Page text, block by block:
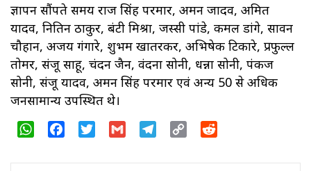
ज्ञापन सौंपते समय राज सिंह परमार, अमन जादव, अमित
यादव, नितिन ठाकुर, बंटी मिश्रा, जस्सी पांडे, कमल डांगे, सावन
चौहान, अजय गंगारे, शुभम खातरकर, अभिषेक टिकारे, प्रफुल्ल
तोमर, संजू साहू, चंदन जैन, वंदना सोनी, धन्ना सोनी, पंकज
सोनी, संजू यादव, अमन सिंह परमार एवं अन्य 50 से अधिक
जनसामान्य उपस्थित थे।
WhatsAppFacebookTwitter Gmail Telegram
Copy